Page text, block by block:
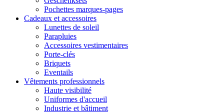
Pochettes marques-pages
Cadeaux et accessoires
Lunettes de soleil
Parapluies
Accessoires vestimentaires
Porte-clés
Briquets
Eventails
Vêtements professionnels
Haute visibilité
Uniformes d'accueil
Industrie et bâtiment